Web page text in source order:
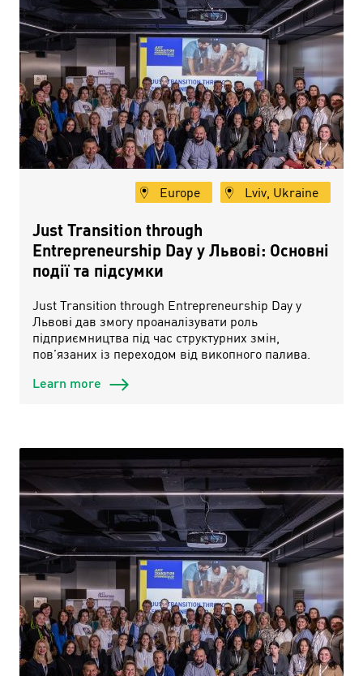
Europe Lviv, Ukraine
Just Transition through
Entrepreneurship Day у Львові: Основні
події та підсумки
Just Transition through Entrepreneurship Day у
Львові дав змогу проаналізувати роль
підприємництва під час структурних змін,
пов’язаних із переходом від викопного палива.
Learn more